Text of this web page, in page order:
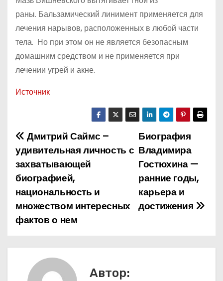
раны. Бальзамический линимент применяется для
лечения нарывов, расположенных в любой части
тела. Но при этом он не является безопасным
домашним средством и не применяется при
лечении угрей и акне.
Источник
Н
а
в
и
г
а
Биография
Владимира
Гостюхина —
ранние годы,
карьера и
достижения
Дмитрий Саймс –
удивительная личность с
захватывающей
биографией,
национальность и
множеством интересных
фактов о нем
Автор: